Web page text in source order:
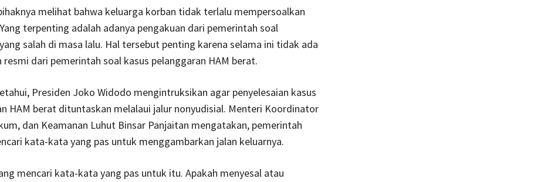
melihat bahwa keluarga korban tidak terlalu mempersoalkan
terpenting adalah adanya pengakuan dari pemerintah soal
salah di masa lalu. Hal tersebut penting karena selama ini tidak ada
resmi dari pemerintah soal kasus pelanggaran HAM berat.
Presiden Joko Widodo mengintruksikan agar penyelesaian kasus
HAM berat dituntaskan melalaui jalur nonyudisial. Menteri Koordinator
dan Keamanan Luhut Binsar Panjaitan mengatakan, pemerintah
kata-kata yang pas untuk menggambarkan jalan keluarnya.
mencari kata-kata yang pas untuk itu. Apakah menyesal atau